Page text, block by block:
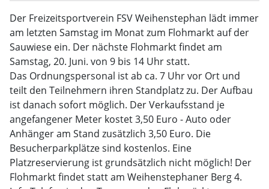
Der Freizeitsportverein FSV Weihenstephan lädt immer
am letzten Samstag im Monat zum Flohmarkt auf der
Sauwiese ein. Der nächste Flohmarkt findet am
Samstag, 20. Juni. von 9 bis 14 Uhr statt.
Das Ordnungspersonal ist ab ca. 7 Uhr vor Ort und
teilt den Teilnehmern ihren Standplatz zu. Der Aufbau
ist danach sofort möglich. Der Verkaufsstand je
angefangener Meter kostet 3,50 Euro - Auto oder
Anhänger am Stand zusätzlich 3,50 Euro. Die
Besucherparkplätze sind kostenlos. Eine
Platzreservierung ist grundsätzlich nicht möglich! Der
Flohmarkt findet statt am Weihenstephaner Berg 4.